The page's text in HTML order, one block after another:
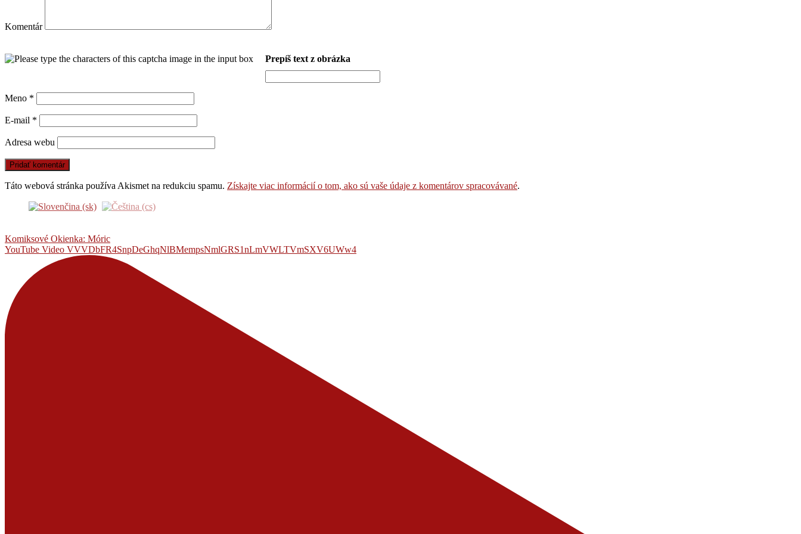
Komentár
Prepíš text z obrázka
Meno *
E-mail *
Adresa webu
Táto webová stránka používa Akismet na redukciu spamu. Získajte viac informácií o tom, ako sú vaše údaje z komentárov spracovávané.
Komiksové Okienka: Móric
YouTube Video VVVDbFR4SnpDeGhqNlBMempsNmlGRS1nLmVWLTVmSXV6UWw4